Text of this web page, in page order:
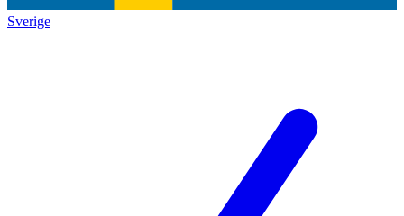
Sverige